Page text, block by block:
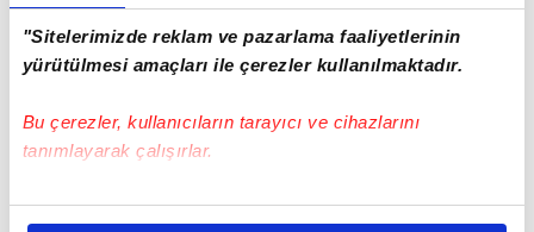
"Sitelerimizde reklam ve pazarlama faaliyetlerinin
yürütülmesi amaçları ile çerezler kullanılmaktadır.
Bu çerezler, kullanıcıların tarayıcı ve cihazlarını
tanımlayarak çalışırlar.
Bu çerezlere izin vermeniz halinde sizlere özel